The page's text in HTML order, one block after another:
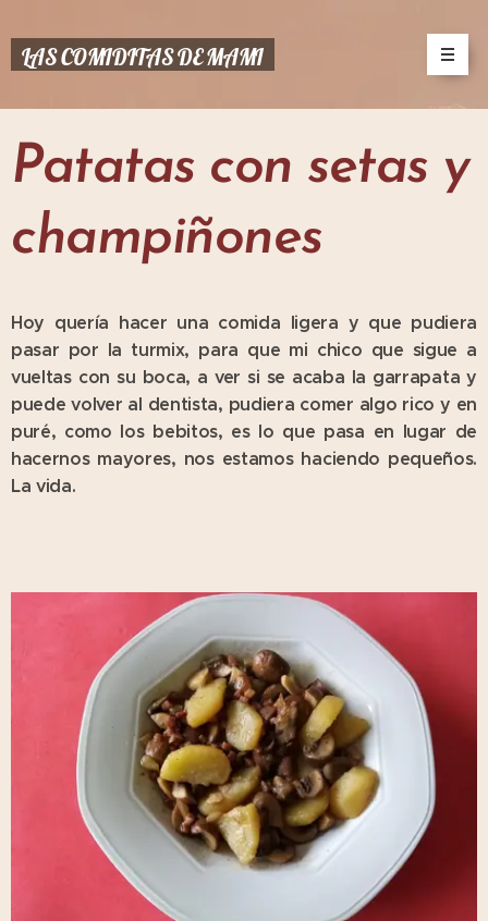
LAS COMIDITAS DE MAMI
Patatas con setas y
champiñones
Hoy quería hacer una comida ligera y que pudiera
pasar por la turmix, para que mi chico que sigue a
vueltas con su boca, a ver si se acaba la garrapata y
puede volver al dentista, pudiera comer algo rico y en
puré, como los bebitos, es lo que pasa en lugar de
hacernos mayores, nos estamos haciendo pequeños.
La vida.